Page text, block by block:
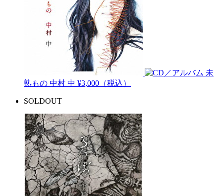
未
熟もの 中村 中 ¥3,000（税込）
SOLDOUT